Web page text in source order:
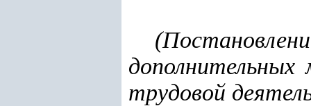
(
дополнительных
трудовой